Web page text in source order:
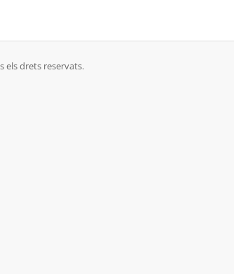
els drets reservats.